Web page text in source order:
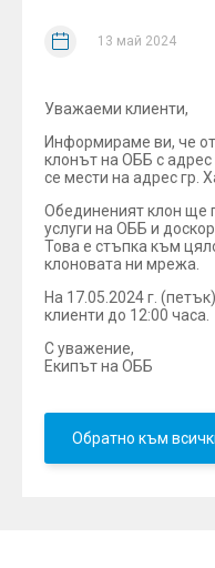
13 май 2024
Уважаеми клиенти,
Информираме ви, че
клонът на ОББ с адрес
се мести на адрес гр.
Обединеният клон ще
услуги на ОББ и
Това е стъпка към
клоновата ни мрежа.
На 17.05.2024 г.
клиенти до 12:00 часа.
С уважение,
Екипът на ОББ
Обратно към